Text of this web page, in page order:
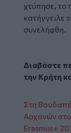
χτύπησε, το
κατήγγειλε
συνελήφθη.
Διαβάστε
την Κρήτη
Στη
Αρχανών
Erasmus+